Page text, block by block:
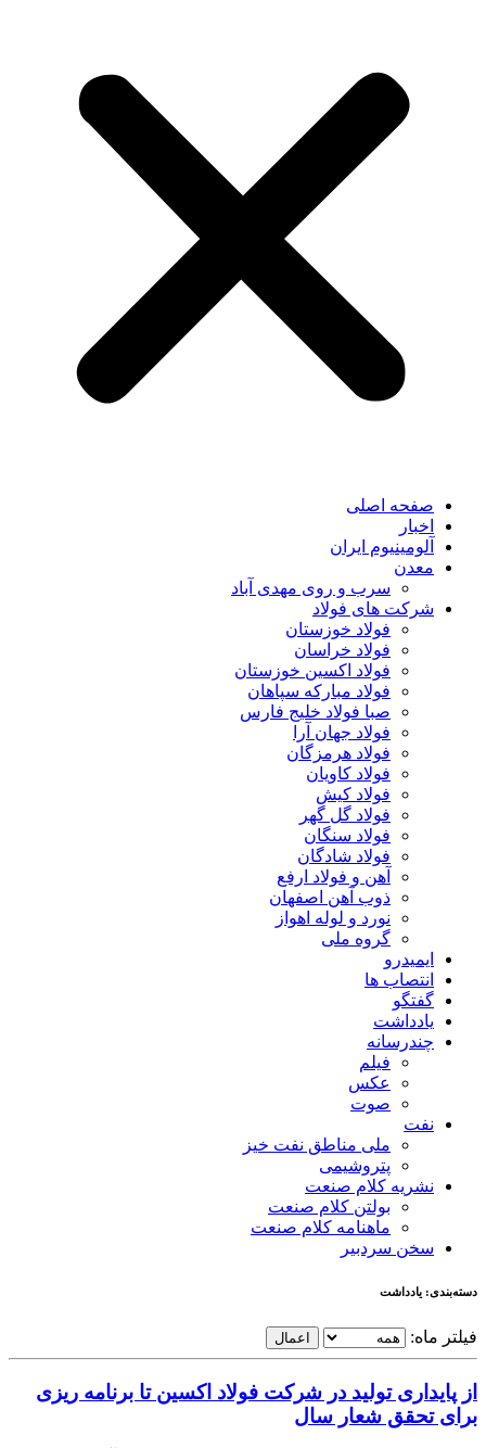
صفحه اصلی
اخبار
آلومینیوم ایران
معدن
سرب و روی مهدی آباد
شرکت های فولاد
فولاد خوزستان
فولاد خراسان
فولاد اکسین خوزستان
فولاد مبارکه سپاهان
صبا فولاد خلیج فارس
فولاد جهان آرا
فولاد هرمزگان
فولاد کاویان
فولاد کیش
فولاد گل گهر
فولاد سنگان
فولاد شادگان
آهن و فولاد ارفع
ذوب آهن اصفهان
نورد و لوله اهواز
گروه ملی
ایمیدرو
انتصاب ها
گفتگو
یادداشت
چندرسانه
فیلم
عکس
صوت
نفت
ملی مناطق نفت خیز
پتروشیمی
نشریه کلام صنعت
بولتن کلام صنعت
ماهنامه کلام صنعت
سخن سردبیر
دسته‌بندی: یادداشت
فیلتر ماه: اعمال
از پایداری تولید در شرکت فولاد اکسین تا برنامه ریزی
برای تحقق شعار سال